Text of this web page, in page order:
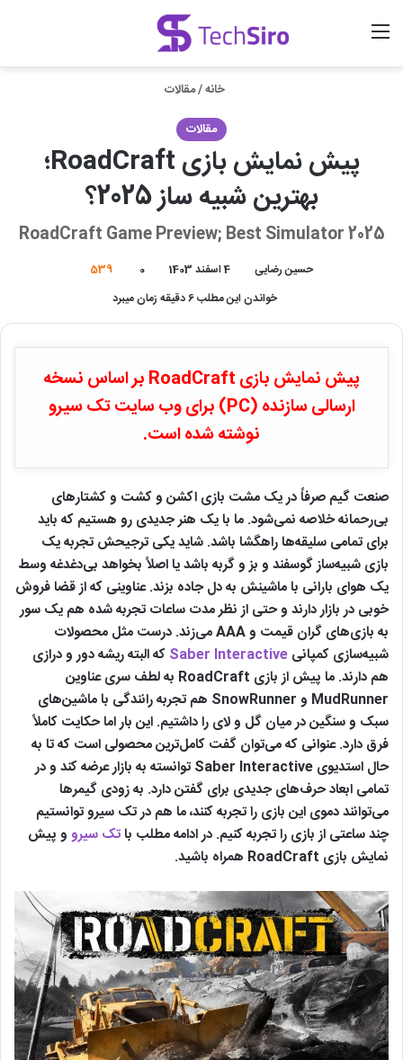
جستجو برای
ورود
خانه/مقالات
مقالات
پیش نمایش بازی RoadCraft؛
بهترین شبیه ساز 2025؟
RoadCraft Game Preview; Best Simulator 2025
حسین رضایی 4 اسفند 1403 0
539
خواندن این مطلب 6 دقیقه زمان میبرد
پیش نمایش بازی RoadCraft بر اساس نسخه
ارسالی سازنده (PC) برای وب سایت تک سیرو
نوشته شده است.
صنعت گیم صرفاً در یک مشت بازی اکشن و کشت و کشتارهای
بی‌رحمانه خلاصه نمی‌شود. ما با یک هنر جدیدی رو هستیم که باید
برای تمامی سلیقه‌ها راهگشا باشد. شاید یکی ترجیحش تجربه یک
بازی شبیه‌ساز گوسفند و بز و گربه باشد یا اصلاً بخواهد بی‌دغدغه وسط
یک هوای بارانی با ماشینش به دل جاده بزند. عناوینی که از قضا فروش
خوبی در بازار دارند و حتی از نظر مدت ساعات تجربه شده هم یک سور
به بازی‌های گران قیمت و AAA می‌زند. درست مثل محصولات
شبیه‌سازی کمپانی
که البته ریشه دور و درازی
هم دارند. ما پیش از بازی RoadCraft به لطف سری عناوین
MudRunner و SnowRunner هم تجربه رانندگی با ماشین‌های
سبک و سنگین در میان گل و لای را داشتیم. این بار اما حکایت کاملاً
فرق دارد. عنوانی که می‌توان گفت کامل‌ترین محصولی است که تا به
حال استدیوی Saber Interactive توانسته به بازار عرضه کند و در
تمامی ابعاد حرف‌های جدیدی برای گفتن دارد. به زودی گیمرها
می‌توانند دموی این بازی را تجربه کنند، ما هم در تک سیرو توانستیم
چند ساعتی از بازی را تجربه کنیم. در ادامه مطلب باتک سیرو و پیش
نمایش بازی RoadCraft همراه باشید.